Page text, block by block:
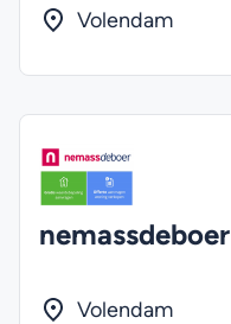
Volendam
nemassdeboer
Volendam